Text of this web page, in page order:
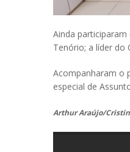
Ainda
Tenório; a líder do
Acompanharam o
especial de
Arthur Araújo/